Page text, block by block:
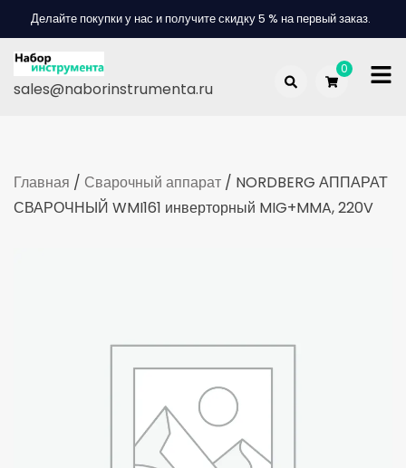
to
content
Делайте покупки у нас и получите скидку 5 % на первый заказ.
sales@naborinstrumenta.ru
0
Главная / Сварочный аппарат / NORDBERG АППАРАТ
СВАРОЧНЫЙ WMI161 инверторный MIG+MMA, 220V